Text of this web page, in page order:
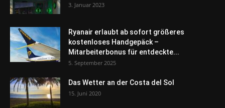
3. Januar 2023
Ryanair erlaubt ab sofort größeres
kostenloses Handgepäck –
Mitarbeiterbonus für entdeckte...
5. September 2025
Das Wetter an der Costa del Sol
15. Juni 2020